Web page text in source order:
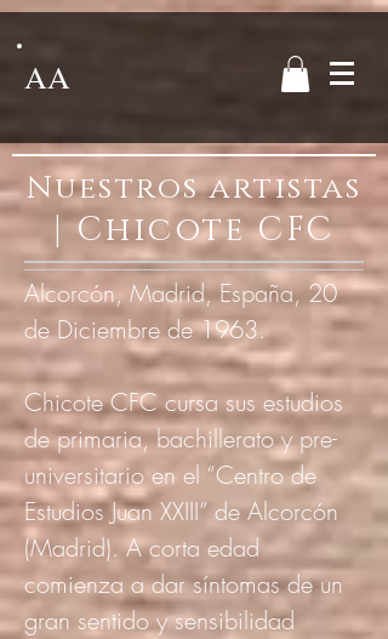
AA
Nuestros artistas
|Chicote CFC
Alcorcón, Madrid, España, 20
de Diciembre de 1963.
Chicote CFC cursa sus estudios
de primaria, bachillerato y pre-
universitario en el “Centro de
Estudios Juan XXIII” de Alcorcón
(Madrid). A corta edad
comienza a dar síntomas de un
gran sentido y sensibilidad